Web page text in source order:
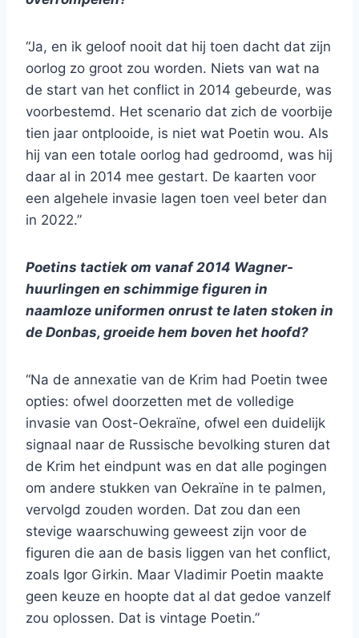
“Ja, en ik geloof nooit dat hij toen dacht dat zijn
oorlog zo groot zou worden. Niets van wat na
de start van het conflict in 2014 gebeurde, was
voorbestemd. Het scenario dat zich de voorbije
tien jaar ontplooide, is niet wat Poetin wou. Als
hij van een totale oorlog had gedroomd, was hij
daar al in 2014 mee gestart. De kaarten voor
een algehele invasie lagen toen veel beter dan
in 2022.”
Poetins tactiek om vanaf 2014 Wagner-
huurlingen en schimmige figuren in
naamloze uniformen onrust te laten stoken in
de Donbas, groeide hem boven het hoofd?
“Na de annexatie van de Krim had Poetin twee
opties: ofwel doorzetten met de volledige
invasie van Oost-Oekraïne, ofwel een duidelijk
signaal naar de Russische bevolking sturen dat
de Krim het eindpunt was en dat alle pogingen
om andere stukken van Oekraïne in te palmen,
vervolgd zouden worden. Dat zou dan een
stevige waarschuwing geweest zijn voor de
figuren die aan de basis liggen van het conflict,
zoals Igor Girkin. Maar Vladimir Poetin maakte
geen keuze en hoopte dat al dat gedoe vanzelf
zou oplossen. Dat is vintage Poetin.”